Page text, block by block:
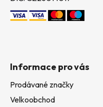
Informace pro vás
Prodávané značky
Velkoobchod